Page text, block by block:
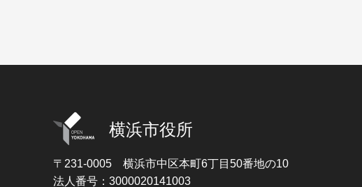
横浜市役所
〒231-0005 横浜市中区本町6丁目50番地の10
法人番号：3000020141003